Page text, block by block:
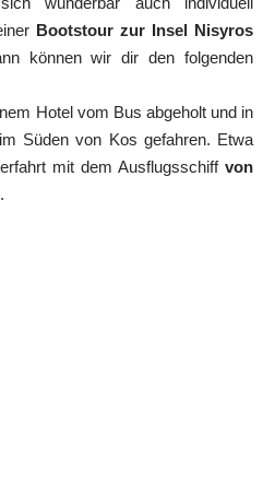
Bootstour zur Insel Nisyros
können wir dir den folgenden
Hotel vom Bus abgeholt und in
Süden von Kos gefahren. Etwa
mit dem Ausflugsschiff von
.